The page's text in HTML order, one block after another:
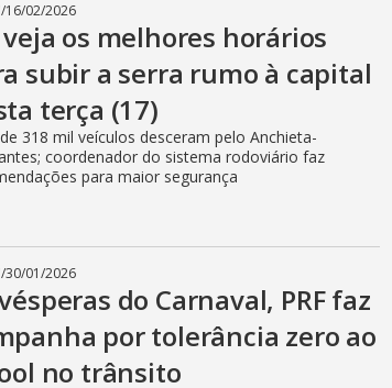
/16/02/2026
veja os melhores horários
subir a serra rumo à capital
terça (17)
318 mil veículos desceram pelo Anchieta-
coordenador do sistema rodoviário faz
para maior segurança
/30/01/2026
do Carnaval, PRF faz
por tolerância zero ao
no trânsito